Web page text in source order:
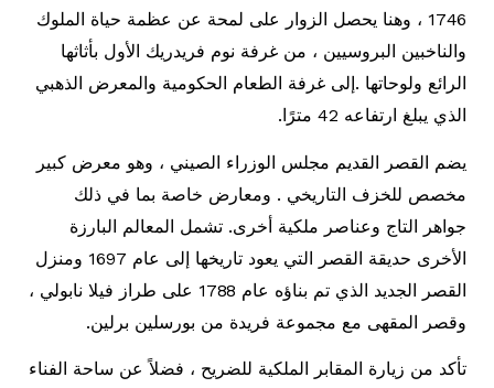
1746 ، وهنا يحصل الزوار على لمحة عن عظمة حياة الملوك
والناخبين البروسيين ، من غرفة نوم فريدريك الأول بأثاثها
الرائع ولوحاتها .إلى غرفة الطعام الحكومية والمعرض الذهبي
الذي يبلغ ارتفاعه 42 مترًا.
يضم القصر القديم مجلس الوزراء الصيني ، وهو معرض كبير
مخصص للخزف التاريخي . ومعارض خاصة بما في ذلك
جواهر التاج وعناصر ملكية أخرى. تشمل المعالم البارزة
الأخرى حديقة القصر التي يعود تاريخها إلى عام 1697 ومنزل
القصر الجديد الذي تم بناؤه عام 1788 على طراز فيلا نابولي ،
وقصر المقهى مع مجموعة فريدة من بورسلين برلين.
تأكد من زيارة المقابر الملكية للضريح ، فضلاً عن ساحة الفناء